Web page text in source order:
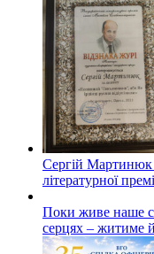
Сергій Мартинюк
літературної
Поки живе наше
серцях – житиме